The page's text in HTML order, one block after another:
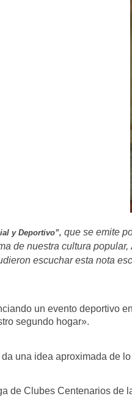
y Deportivo”, que se emite
de nuestra cultura popular,
escuchar esta nota
un evento deportivo
segundo hogar».
una idea aproximada de
de Clubes Centenarios de